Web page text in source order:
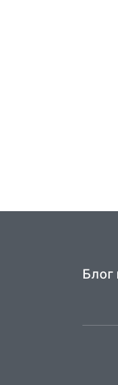
Блог